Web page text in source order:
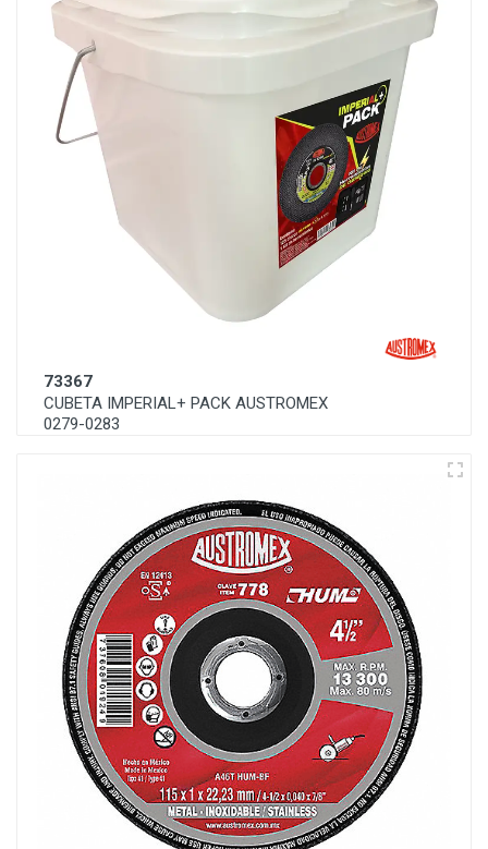
73367
CUBETA IMPERIAL+ PACK AUSTROMEX
0279-0283